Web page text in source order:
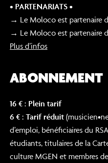
• PARTENARIATS •
→ Le Moloco est partenaire
→ Le Moloco est partenaire
Plus d’infos
ABONNEMENT
16 € : Plein tarif
6 € : Tarif réduit
d’emploi, bénéficiaires du
étudiants, titulaires de la
culture MGEN et membres